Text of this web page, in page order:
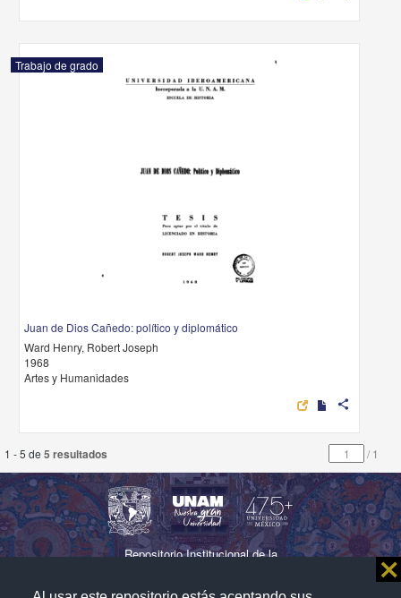
⨯
Trabajo de grado
Juan de Dios Cañedo: político y diplomático
Ward Henry, Robert Joseph
1968
Artes y Humanidades
share
1 - 5 de 5 resultados /1
Repositorio Institucional de la